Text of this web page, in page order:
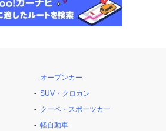
オープンカー
SUV・クロカン
クーペ・スポーツカー
軽自動車